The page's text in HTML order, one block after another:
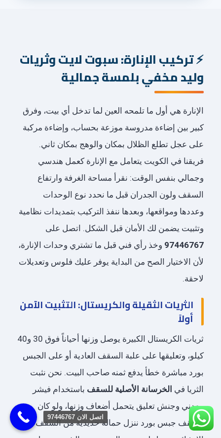
تركيب الإنارة: سبوت لايت وثريات
وليد مخفي بلمسة جمالية
الإنارة هي أول ما تلمحه العين لما تدخل أي بيت، وفرق
كبير بين إضاءة مدروسة موزعة بحساب، وإضاءة مركبة
على عجل تطلع الظلال بمكان والوهج بمكان ثاني.
فريقنا في الكويت يتعامل مع الإنارة كعمل هندسي
وجمالي بنفس الوقت: نقرأ مساحة الغرفة وارتفاع
السقف ولون الجدران قبل ما نحدد نوع الوحدات
وعددها ومواقعها، وبعدها ننفذ التركيب بتمديدات نظامية
وتثبيت يضمن لك الأمان قبل الشكل. اتصل على
97446767 وخذ رأي فني قبل ما تشتري وحدات الإنارة،
لأن الاختيار الصح من البداية يوفر عليك فلوس وتعديلات
لاحقة.
الثريات الثقيلة والكريستال: التثبيت الآمن
أولاً
ثريات الكريستال الكبيرة يوصل وزنها أحياناً فوق 30 و40
كيلو، وتعليقها على علبة السقف العادية أو على الجبس
بورد مباشرة خطأ يدفع ثمنه صاحب البيت. نحن نثبت
الثريا في الخرسانة الأصلية للسقف باستخدام فيشر
معدني وجنش تعليق يتحمل أضعاف وزنها، ولو كان
السقف جبس بورد ننزل حمالة حديدية من السقف
اتصل الان 97446767‬